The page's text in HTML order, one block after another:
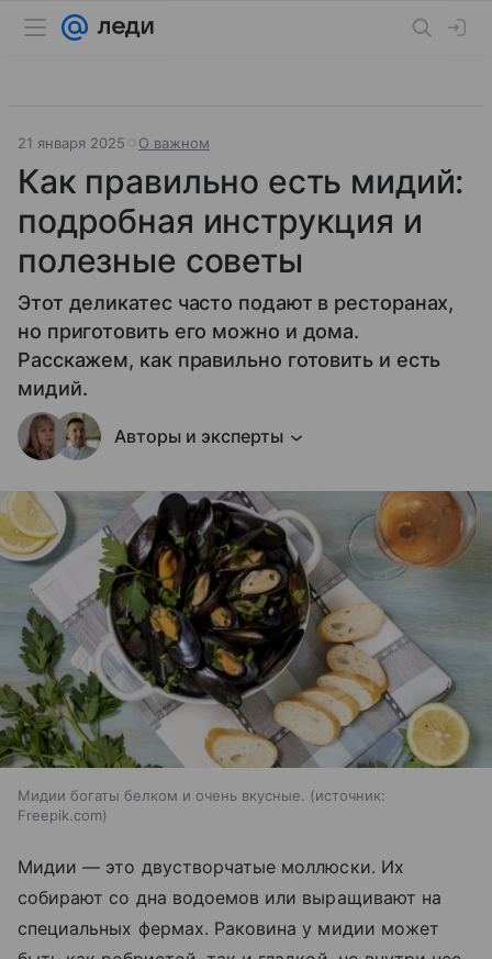
21 января 2025 О важном
Как правильно есть мидий:
подробная инструкция и
полезные советы
Этот деликатес часто подают в ресторанах,
но приготовить его можно и дома.
Расскажем, как правильно готовить и есть
мидий.
Авторы и эксперты
Мидии богаты белком и очень вкусные.
источник:
Freepik.com
Мидии — это двустворчатые моллюски. Их
собирают со дна водоемов или выращивают на
специальных фермах. Раковина у мидии может